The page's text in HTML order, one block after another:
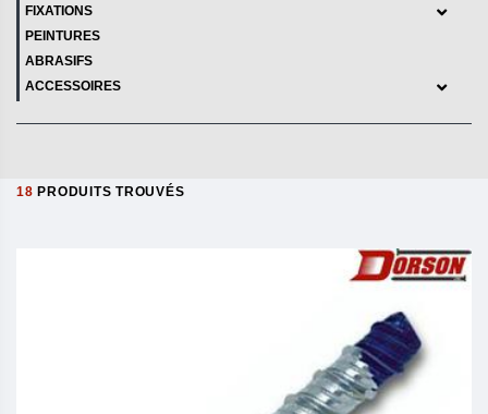
FIXATIONS
PEINTURES
ABRASIFS
ACCESSOIRES
18 PRODUITS TROUVÉS